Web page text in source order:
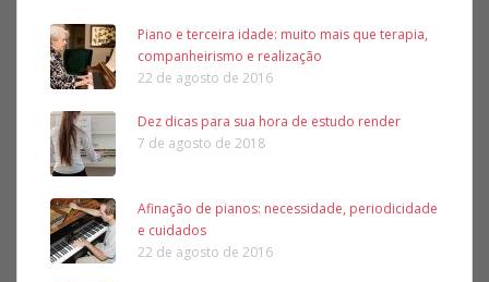
Piano e terceira idade: muito mais que terapia,
companheirismo e realização
22 de agosto de 2016
Dez dicas para sua hora de estudo render
7 de agosto de 2018
Afinação de pianos: necessidade, periodicidade
e cuidados
22 de agosto de 2016